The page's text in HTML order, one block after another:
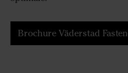
Brochure Väderstad